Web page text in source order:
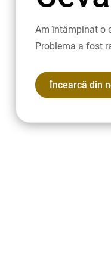
Am întâmpinat o
Problema a fost
Încearcă din